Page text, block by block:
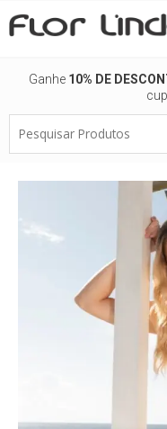
para
Ganhe 10% DE
Produtos